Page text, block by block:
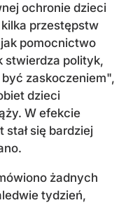
ochronie dzieci
przestępstw
pomocnictwo
stwierdza polityk,
zaskoczeniem",
dzieci
W efekcie
się bardziej
żadnych
tydzień,